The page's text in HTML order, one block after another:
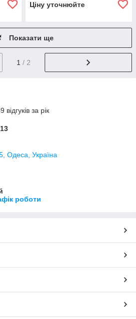
Ціну уточнюйте
Показати ще
1 / 2
за рік
Одеса, Україна
роботи